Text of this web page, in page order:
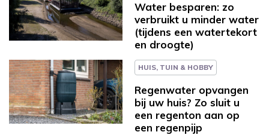
Water besparen: zo
verbruikt u minder water
(tijdens een watertekort
en droogte)
HUIS, TUIN & HOBBY
Regenwater opvangen
bij uw huis? Zo sluit u
een regenton aan op
een regenpijp